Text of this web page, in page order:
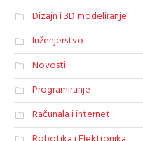
Dizajn i 3D modeliranje
Inženjerstvo
Novosti
Programiranje
Računala i internet